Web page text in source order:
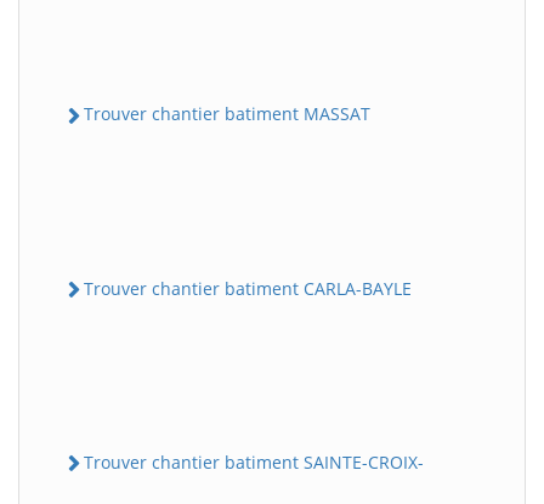
Trouver chantier batiment MASSAT
Trouver chantier batiment CARLA-BAYLE
Trouver chantier batiment SAINTE-CROIX-